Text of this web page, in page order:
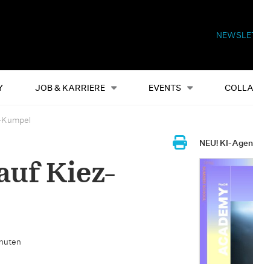
JOB & KARRIERE EVENTS
Alles Events Shop
Kiez-
NEU! KI-